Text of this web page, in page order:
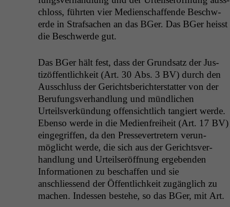
chloss, führten vier Medi­en­schaf­fende Beschw­
erde in Straf­sachen an das BGer. Das BGer heisst
die Beschw­erde gut.
Das BGer hält fest, dass der Grund­satz der Jus­
tizöf­fentlichkeit (Art. 30 Abs. 3 BV) durch den
Auss­chluss der Gerichts­berichter­stat­ter von der
Beru­fungsver­hand­lung und mündlichen
Urteilsverkün­dung offen­sichtlich tang­iert werde.
Eben­so werde in die Medi­en­frei­heit (Art. 17 BV)
einge­grif­f­en, da den Pres­sev­ertretern verun­
möglicht werde, die sich aus der Gerichtsver­
hand­lung und Urteilseröff­nung ergeben­den
Infor­ma­tio­nen zu beschaf­fen und sie
anschliessend der Öffentlichkeit zugänglich zu
machen. Indessen beste­he, so das BGer, mit Art.